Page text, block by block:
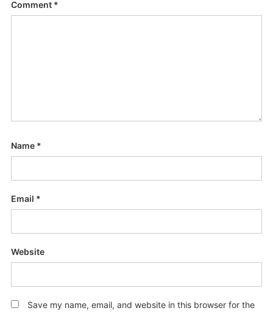
Comment *
Name *
Email *
Website
Save my name, email, and website in this browser for the